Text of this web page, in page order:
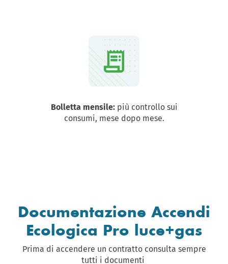
Bolletta mensile:più controllo sui
consumi, mese dopo mese.
Documentazione Accendi
Ecologica Pro luce+gas
Prima di accendere un contratto consulta sempre
tutti i documenti